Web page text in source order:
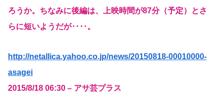
ろうか。ちなみに後編は、上映時間が87分（予定）とさ
らに短いようだが‥‥。
http://netallica.yahoo.co.jp/news/20150818-00010000-
asagei
2015/8/18 06:30 – アサ芸プラス